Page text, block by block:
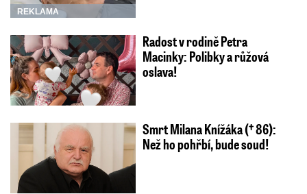
REKLAMA
Radost v rodině Petra
Macinky: Polibky a růžová
oslava!
Smrt Milana Knížáka († 86):
Než ho pohřbí, bude soud!